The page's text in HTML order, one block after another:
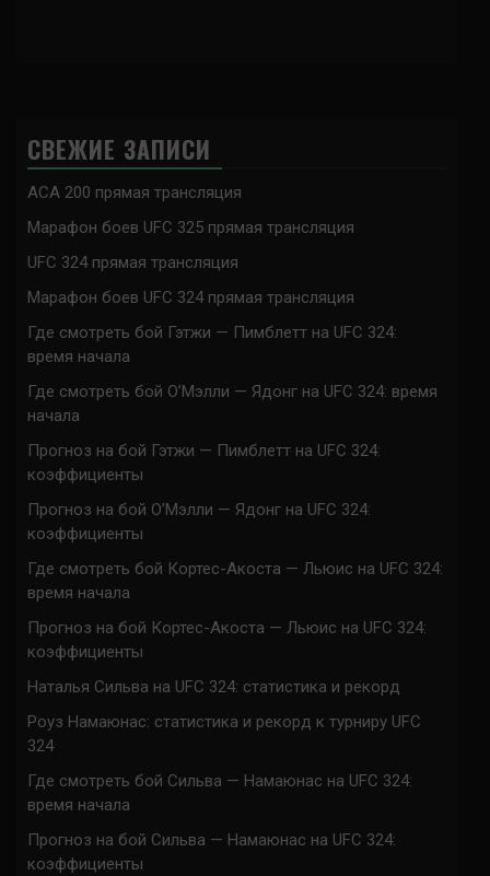
СВЕЖИЕ ЗАПИСИ
ACA 200 прямая трансляция
Марафон боев UFC 325 прямая трансляция
UFC 324 прямая трансляция
Марафон боев UFC 324 прямая трансляция
Где смотреть бой Гэтжи — Пимблетт на UFC 324:
время начала
Где смотреть бой О’Мэлли — Ядонг на UFC 324: время
начала
Прогноз на бой Гэтжи — Пимблетт на UFC 324:
коэффициенты
Прогноз на бой О’Мэлли — Ядонг на UFC 324:
коэффициенты
Где смотреть бой Кортес-Акоста — Льюис на UFC 324:
время начала
Прогноз на бой Кортес-Акоста — Льюис на UFC 324:
коэффициенты
Наталья Сильва на UFC 324: статистика и рекорд
Роуз Намаюнас: статистика и рекорд к турниру UFC
324
Где смотреть бой Сильва — Намаюнас на UFC 324:
время начала
Прогноз на бой Сильва — Намаюнас на UFC 324:
коэффициенты